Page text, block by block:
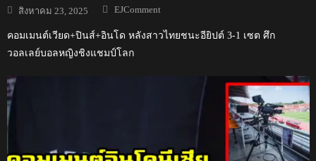
Posted
on
สิงหาคม 23, 2025 Author
EJComment
คอมเมนต์เวียด+ปินส์+อินโด หลังสาวไทยชนะอียิปต์ 3-1 เซต ศึก
วอลเลย์บอลหญิงชิงแชมป์โลก